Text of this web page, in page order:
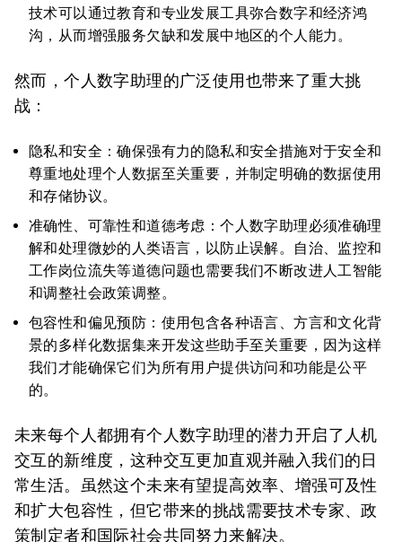
技术可以通过教育和专业发展工具弥合数字和经济鸿
沟，从而增强服务欠缺和发展中地区的个人能力。
然而，个人数字助理的广泛使用也带来了重大挑
战：
隐私和安全：确保强有力的隐私和安全措施对于安全和
尊重地处理个人数据至关重要，并制定明确的数据使用
和存储协议。
准确性、可靠性和道德考虑：个人数字助理必须准确理
解和处理微妙的人类语言，以防止误解。自治、监控和
工作岗位流失等道德问题也需要我们不断改进人工智能
和调整社会政策调整。
包容性和偏见预防：使用包含各种语言、方言和文化背
景的多样化数据集来开发这些助手至关重要，因为这样
我们才能确保它们为所有用户提供访问和功能是公平
的。
未来每个人都拥有个人数字助理的潜力开启了人机
交互的新维度，这种交互更加直观并融入我们的日
常生活。虽然这个未来有望提高效率、增强可及性
和扩大包容性，但它带来的挑战需要技术专家、政
策制定者和国际社会共同努力来解决。